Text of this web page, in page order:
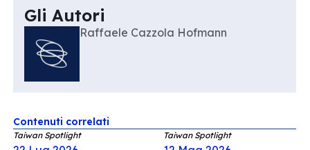
Gli Autori
Raffaele Cazzola Hofmann
Contenuti correlati
Taiwan Spotlight Taiwan Spotlight